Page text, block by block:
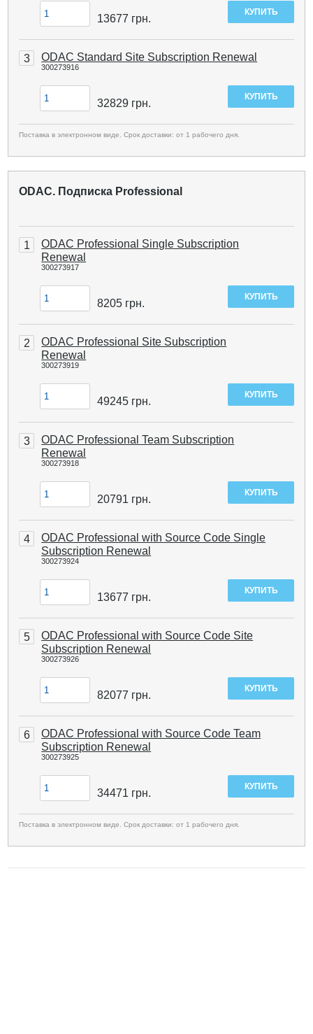
13677 грн.
3 ODAC Standard Site Subscription Renewal
300273916
32829 грн.
Поставка в электронном виде. Срок доставки: от 1 рабочего дня.
ODAC. Подписка Professional
1
ODAC Professional Single Subscription
Renewal
300273917
8205 грн.
2
ODAC Professional Site Subscription
Renewal
300273919
49245 грн.
3
ODAC Professional Team Subscription
Renewal
300273918
20791 грн.
4
ODAC Professional with Source Code Single
Subscription Renewal
300273924
13677 грн.
5
ODAC Professional with Source Code Site
Subscription Renewal
300273926
82077 грн.
6
ODAC Professional with Source Code Team
Subscription Renewal
300273925
34471 грн.
Поставка в электронном виде. Срок доставки: от 1 рабочего дня.